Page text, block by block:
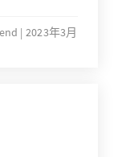
die
bis
2023年3月